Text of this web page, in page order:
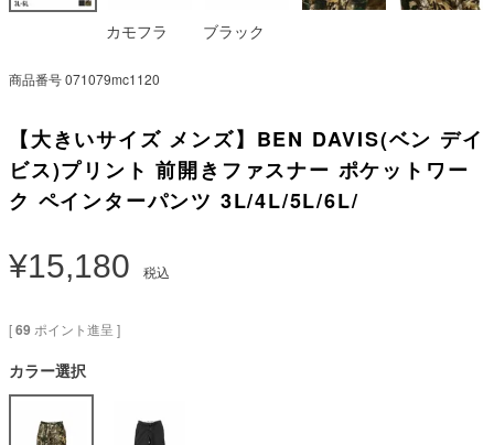
カモフラ ブラック
商品番号071079mc1120
【大きいサイズ メンズ】BEN DAVIS(ベン デイ
ビス)プリント 前開きファスナー ポケットワー
ク ペインターパンツ 3L/4L/5L/6L/
¥15,180 税込
[69 ポイント進呈 ]
カラー選択